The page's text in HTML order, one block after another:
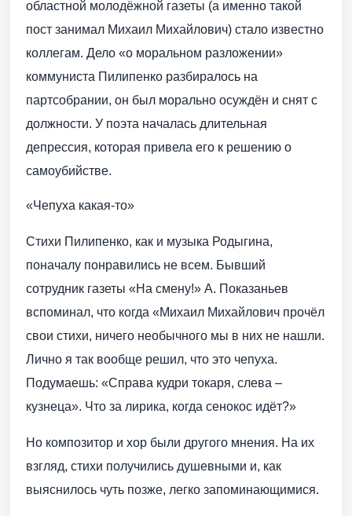
областной молодёжной газеты (а именно такой
пост занимал Михаил Михайлович) стало известно
коллегам. Дело «о моральном разложении»
коммуниста Пилипенко разбиралось на
партсобрании, он был морально осуждён и снят с
должности. У поэта началась длительная
депрессия, которая привела его к решению о
самоубийстве.
«Чепуха какая-то»
Стихи Пилипенко, как и музыка Родыгина,
поначалу понравились не всем. Бывший
сотрудник газеты «На смену!» А. Показаньев
вспоминал, что когда «Михаил Михайлович прочёл
свои стихи, ничего необычного мы в них не нашли.
Лично я так вообще решил, что это чепуха.
Подумаешь: «Справа кудри токаря, слева –
кузнеца». Что за лирика, когда сенокос идёт?»
Но композитор и хор были другого мнения. На их
взгляд, стихи получились душевными и, как
выяснилось чуть позже, легко запоминающимися.